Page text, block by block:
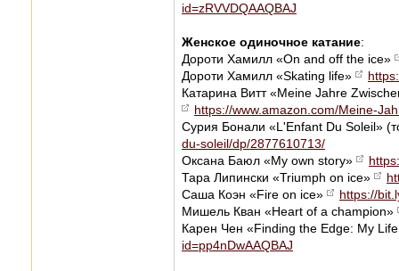
id=zRVVDQAAQBAJ
Женское одиночное катание:
Дороти Хамилл «On and off the ice»
Дороти Хамилл «Skating life»
Катарина Витт «Meine Jahre
https://www.amazon.com/Meine-
Сурия Бонали «L'Enfant Du Soleil»
du-soleil/dp/2877610713/
Оксана Баюл «My own story»
Тара Липински «Triumph on ice»
Саша Коэн «Fire on ice»
https://
Мишель Кван «Heart of a champion»
Карен Чен «Finding the Edge: My
id=pp4nDwAAQBAJ